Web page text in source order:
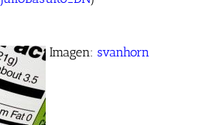
Imagen: svanhorn